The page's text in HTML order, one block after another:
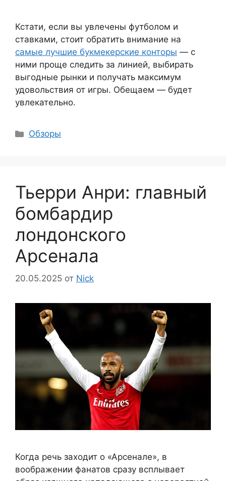
Кстати, если вы увлечены футболом и
ставками, стоит обратить внимание на
самые лучшие букмекерские конторы — с
ними проще следить за линией, выбирать
выгодные рынки и получать максимум
удовольствия от игры. Обещаем — будет
увлекательно.
Рубрики
Обзоры
Тьерри Анри: главный
бомбардир
лондонского
Арсенала
20.05.2025 от Nick
Когда речь заходит о «Арсенале», в
воображении фанатов сразу всплывает